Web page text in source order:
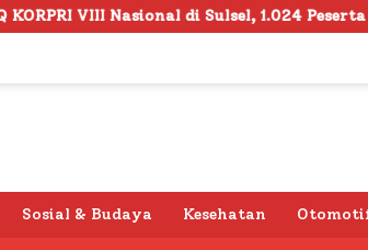
1.024 Peserta Terdaftar
Sosial & Budaya Kesehatan